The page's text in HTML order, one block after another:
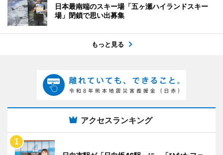
日本最南端のスキー場「五ヶ瀬ハイランドスキー
場」閉鎖で思い出募集
もっと見る
アクセスランキング